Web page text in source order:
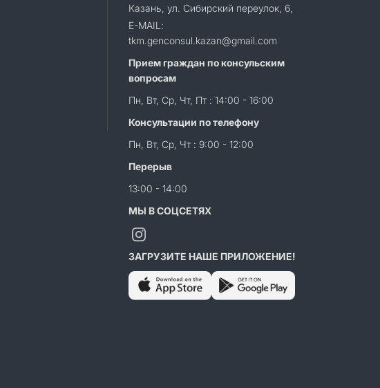
Казань, ул. Сибирский переулок, 6,
E-MAIL:
tkm.genconsul.kazan@gmail.com
Прием граждан по консульским
вопросам
Пн, Вт, Ср, Чт, Пт : 14:00 - 16:00
Консультации по телефону
Пн, Вт, Ср, Чт : 9:00 - 12:00
Перерыв
13:00 - 14:00
МЫ В СОЦСЕТЯХ
ЗАГРУЗИТЕ НАШЕ ПРИЛОЖЕНИЕ!